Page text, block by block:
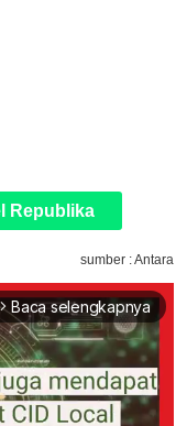
Republika
sumber : Antara
Baca selengkapnya